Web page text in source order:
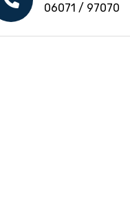
06071 / 97070